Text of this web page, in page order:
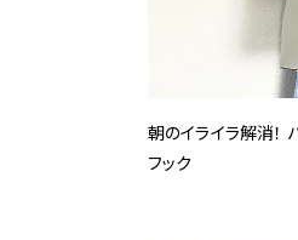
朝のイライラ解消！
フック